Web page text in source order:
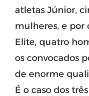
atletas Júnior,
mulheres, e por
Elite, quatro
os convocados
de enorme
É o caso dos